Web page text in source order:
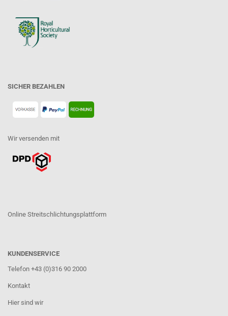
SICHER BEZAHLEN
Wir versenden mit
Online Streitschlichtungsplattform
KUNDENSERVICE
Telefon +43 (0)316 90 2000
Kontakt
Hier sind wir